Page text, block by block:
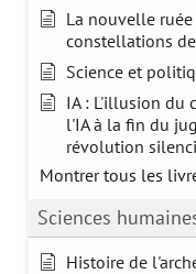
La nouvelle ruée
constellations
Science et
IA : L'illusion du
l'IA à la fin du
révolution
Montrer tous les
Sciences
Histoire de